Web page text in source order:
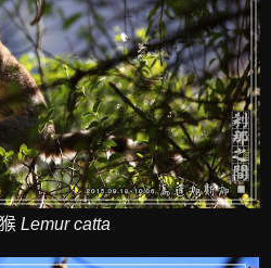
Lemur catta